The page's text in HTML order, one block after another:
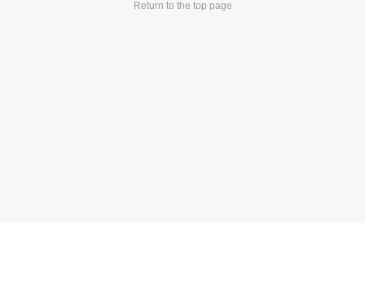
Return to the top page